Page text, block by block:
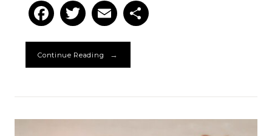
Facebook
Twitter
Email
Continue Reading →